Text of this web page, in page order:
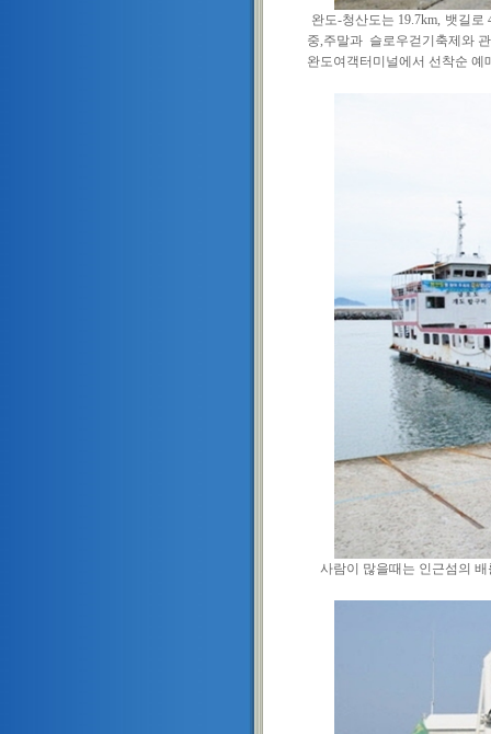
완도-청산도는 19.7km, 뱃길
중,주말과 슬로우걷기축제와
완도여객터미널에서 선착순 예
사람이 많을때는 인근섬의